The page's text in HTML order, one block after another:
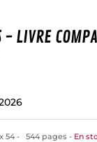
- LIVRE
54 544 pages En